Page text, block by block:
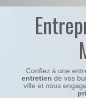
Confiez à une
entretien de vos
ville et nous